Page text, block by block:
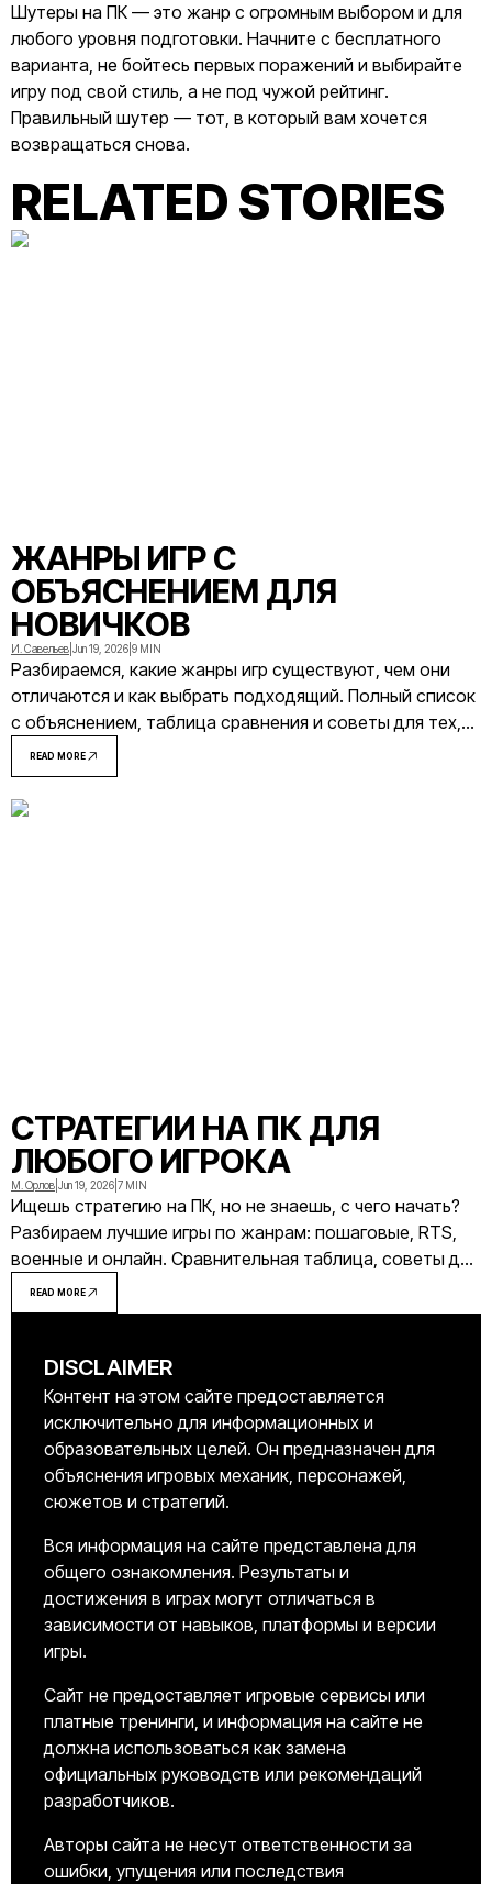
Шутеры на ПК — это жанр с огромным выбором и для
любого уровня подготовки. Начните с бесплатного
варианта, не бойтесь первых поражений и выбирайте
игру под свой стиль, а не под чужой рейтинг.
Правильный шутер — тот, в который вам хочется
возвращаться снова.
RELATED STORIES
ЖАНРЫ ИГР С
ОБЪЯСНЕНИЕМ ДЛЯ
НОВИЧКОВ
И. Савельев Jun 19, 2026 9 MIN
Разбираемся, какие жанры игр существуют, чем они
отличаются и как выбрать подходящий. Полный список
с объяснением, таблица сравнения и советы для тех,
кто только начинает.
READ MORE
СТРАТЕГИИ НА ПК ДЛЯ
ЛЮБОГО ИГРОКА
М. Орлов Jun 19, 2026 7 MIN
Ищешь стратегию на ПК, но не знаешь, с чего начать?
Разбираем лучшие игры по жанрам: пошаговые, RTS,
военные и онлайн. Сравнительная таблица, советы для
новичков и частые ошибки при выборе.
READ MORE
DISCLAIMER
Контент на этом сайте предоставляется
исключительно для информационных и
образовательных целей. Он предназначен для
объяснения игровых механик, персонажей,
сюжетов и стратегий.
Вся информация на сайте представлена для
общего ознакомления. Результаты и
достижения в играх могут отличаться в
зависимости от навыков, платформы и версии
игры.
Сайт не предоставляет игровые сервисы или
платные тренинги, и информация на сайте не
должна использоваться как замена
официальных руководств или рекомендаций
разработчиков.
Авторы сайта не несут ответственности за
ошибки, упущения или последствия